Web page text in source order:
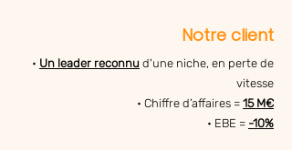
Notre client
• Un leader reconnu d'une niche, en perte de
vitesse
• Chiffre d’affaires = 15 M€
• EBE = -10%